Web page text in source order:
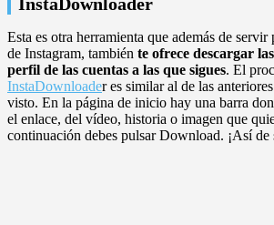
Esta es otra herramienta que además de servir
de Instagram, también te ofrece descargar
perfil de las cuentas a las que sigues. El
InstaDownloader es similar al de las
visto. En la página de inicio hay una barra
el enlace, del vídeo, historia o imagen que
continuación debes pulsar Download. ¡Así de